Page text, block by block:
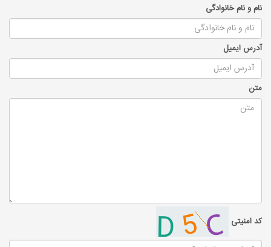
نام و نام خانوادگی
آدرس ایمیل
متن
کد امنیتی